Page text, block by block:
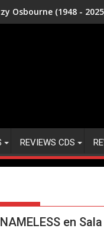
Osbourne (1948 -
REVIEWS CDS
en